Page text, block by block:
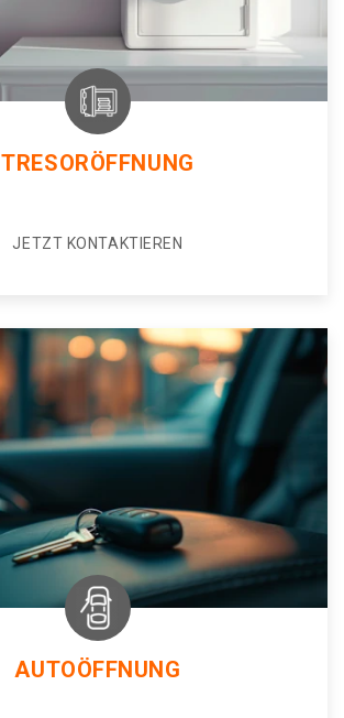
TRESORÖFFNUNG
JETZT KONTAKTIEREN
AUTOÖFFNUNG